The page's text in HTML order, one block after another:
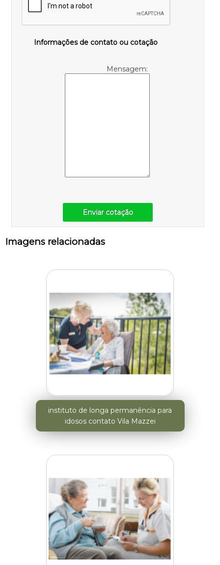
Informações de contato ou cotação
Mensagem:
Enviar cotação
Imagens relacionadas
instituto de longa permanência para
idosos contato Vila Mazzei